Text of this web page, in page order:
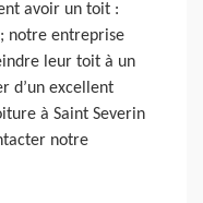
avoir un toit :
notre entreprise
leur toit à un
d’un excellent
à Saint Severin
notre